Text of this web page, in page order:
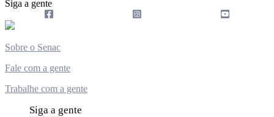
Siga a gente
Sobre o Senac
Fale com a gente
Trabalhe com a gente
Siga a gente